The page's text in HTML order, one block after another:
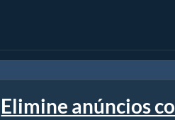
Elimine anúncios